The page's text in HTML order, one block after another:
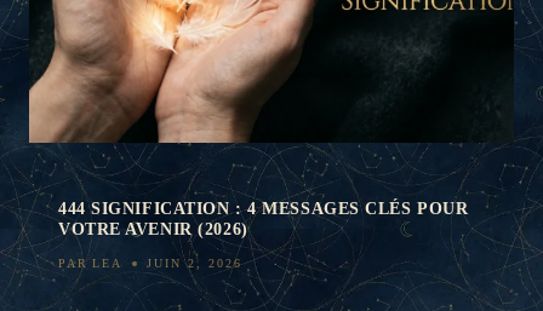
444 SIGNIFICATION : 4 MESSAGES CLÉS POUR
VOTRE AVENIR (2026)
PAR LEA JUIN 2, 2026